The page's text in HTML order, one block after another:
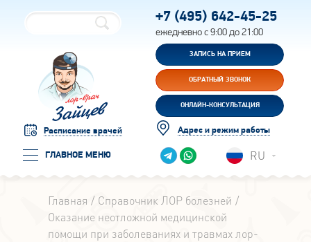
Расписание врачей
ГЛАВНОЕ МЕНЮ
+7 (495) 642-45-25
ежедневно с 9:00 до 21:00
ЗАПИСЬ НА ПРИЕМ
ОБРАТНЫЙ ЗВОНОК
ОНЛАЙН-КОНСУЛЬТАЦИЯ
Адрес и режим работы
RU
Главная
Справочник ЛОР болезней
Оказание неотложной медицинской
помощи при заболеваниях и травмах лор-